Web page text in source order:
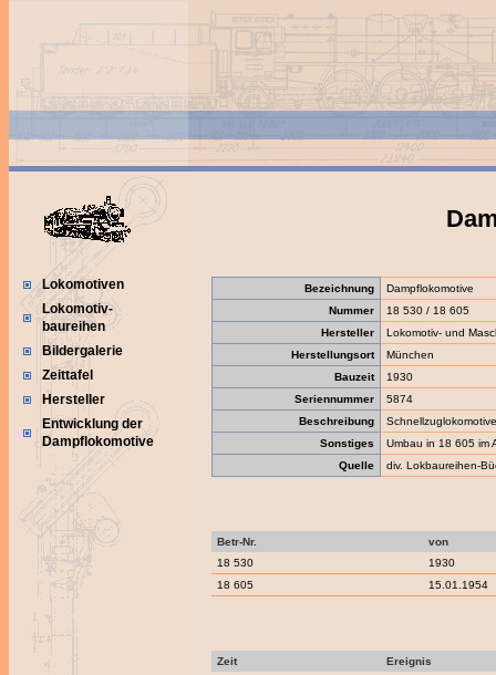
Lokomotiven
Lokomotiv-
baureihen
Bildergalerie
Zeittafel
Hersteller
Entwicklung der
Dampflokomotive
Bezeichnung
Dampflokomotive
Nummer
18 530 / 18 605
Hersteller
Lokomotiv- und
Herstellungsort
München
Bauzeit
1930
Seriennummer
5874
Beschreibung
Schnellzuglokomotive
Sonstiges
Umbau in 18 605 im
Quelle
div. Lokbaureihen-
Betr-Nr.
von
18 530
1930
18 605
15.01.1954
Zeit
Ereignis